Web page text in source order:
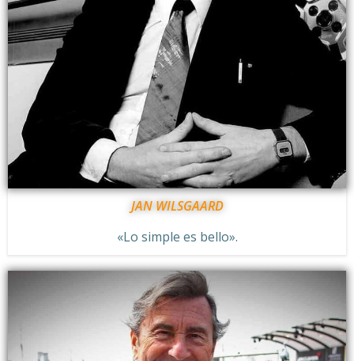
JAN WILSGAARD
«Lo simple es bello».